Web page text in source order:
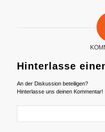
Hinterlasse
An der Diskussion beteiligen?
Hinterlasse uns deinen Kommentar!